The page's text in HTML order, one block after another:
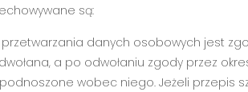
są:
przetwarzania danych osobowych jest
a po odwołaniu zgody przez
wobec niego. Jeżeli przepis